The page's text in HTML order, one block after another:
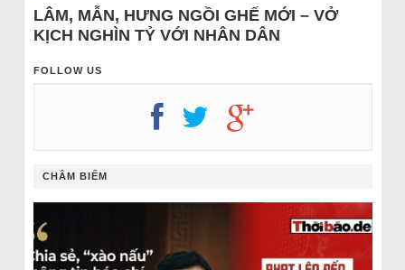
LÂM, MẪN, HƯNG NGỒI GHẾ MỚI – VỞ
KỊCH NGHÌN TỶ VỚI NHÂN DÂN
FOLLOW US
CHÂM BIẾM